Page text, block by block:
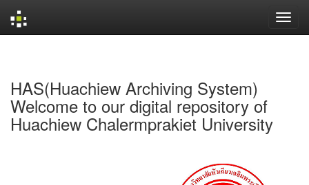
HAS(Huachiew Archiving System)
Welcome to our digital repository of
Huachiew Chalermprakiet University